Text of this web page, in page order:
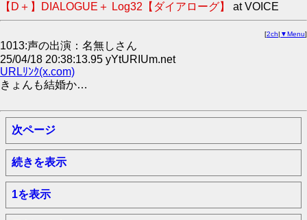
【D＋】DIALOGUE＋ Log32【ダイアローグ】 at VOICE
[2ch| ▼Menu]
1013:声の出演：名無しさん
25/04/18 20:38:13.95 yYtURIUm.net
URLﾘﾝｸ(x.com)
きょんも結婚か…
次ページ
続きを表示
1を表示